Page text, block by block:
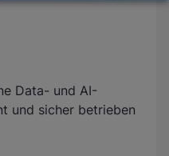
Data- und AI-
und sicher betrieben